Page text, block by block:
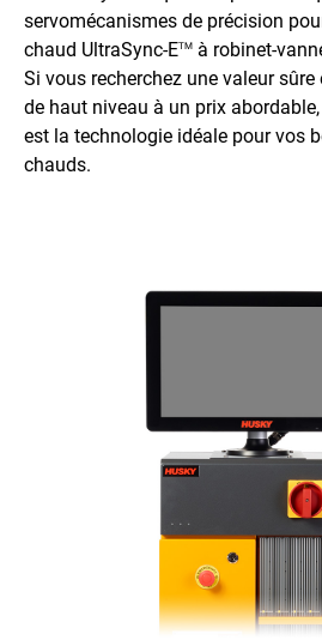
servomécanismes de précision
chaud UltraSync-ETM à robinet-
Si vous recherchez une valeur
de haut niveau à un prix
est la technologie idéale pour vos
chauds.